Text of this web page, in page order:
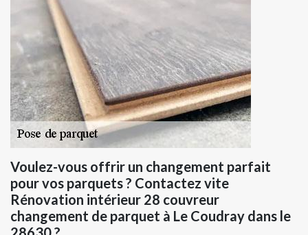
Voulez-vous offrir un changement parfait
pour vos parquets ? Contactez vite
Rénovation intérieur 28 couvreur
changement de parquet à Le Coudray dans le